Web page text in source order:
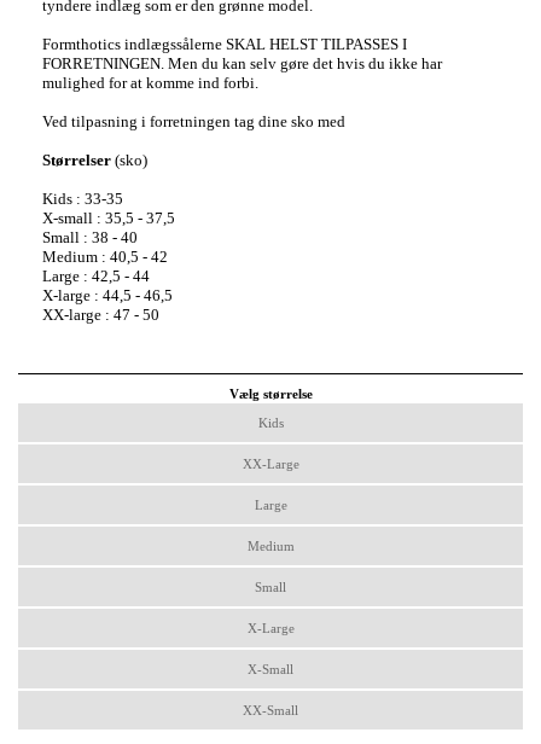
tyndere indlæg som er den grønne model.
Formthotics indlægssålerne SKAL HELST TILPASSES I
FORRETNINGEN. Men du kan selv gøre det hvis du ikke har
mulighed for at komme ind forbi.
Ved tilpasning i forretningen tag dine sko med
Størrelser (sko)
Kids : 33-35
X-small : 35,5 - 37,5
Small : 38 - 40
Medium : 40,5 - 42
Large : 42,5 - 44
X-large : 44,5 - 46,5
XX-large : 47 - 50
Vælg størrelse
Kids
XX-Large
Large
Medium
Small
X-Large
X-Small
XX-Small